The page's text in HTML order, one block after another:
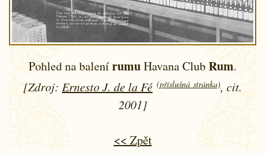
Pohled na balenírumuHavana ClubRum.
[Zdroj: Ernesto J. de la Fé (příslušná stránka), cit.
2001]
<< Zpět